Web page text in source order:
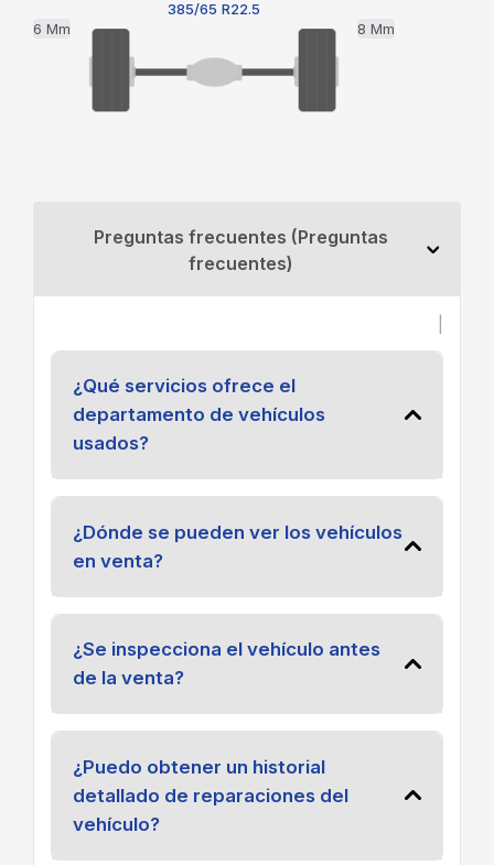
385/65 R22.5
6 Mm
8 Mm
Preguntas frecuentes (Preguntas
frecuentes)
¿Qué servicios ofrece el
departamento de vehículos
usados?
¿Dónde se pueden ver los vehículos
en venta?
¿Se inspecciona el vehículo antes
de la venta?
¿Puedo obtener un historial
detallado de reparaciones del
vehículo?